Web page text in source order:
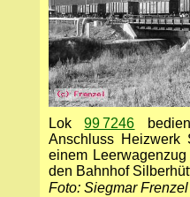
Lok99 7246
Anschluss Heizwerk
einem
den Bahnhof
Foto: Siegmar